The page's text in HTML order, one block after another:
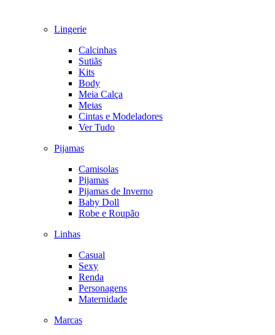
Lingerie
Calcinhas
Sutiãs
Kits
Body
Meia Calça
Meias
Cintas e Modeladores
Ver Tudo
Pijamas
Camisolas
Pijamas
Pijamas de Inverno
Baby Doll
Robe e Roupão
Linhas
Casual
Sexy
Renda
Personagens
Maternidade
Marcas